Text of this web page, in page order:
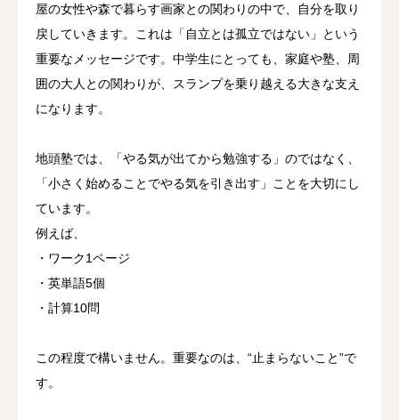
屋の女性や森で暮らす画家との関わりの中で、自分を取り
戻していきます。これは「自立とは孤立ではない」という
重要なメッセージです。中学生にとっても、家庭や塾、周
囲の大人との関わりが、スランプを乗り越える大きな支え
になります。
地頭塾では、「やる気が出てから勉強する」のではなく、
「小さく始めることでやる気を引き出す」ことを大切にし
ています。
例えば、
・ワーク1ページ
・英単語5個
・計算10問
この程度で構いません。重要なのは、“止まらないこと”で
す。